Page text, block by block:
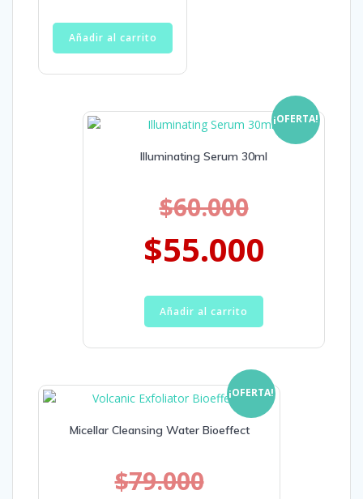
Añadir al carrito
¡OFERTA!
Illuminating Serum 30ml
$60.000
$55.000
Añadir al carrito
¡OFERTA!
Micellar Cleansing Water Bioeffect
$79.000